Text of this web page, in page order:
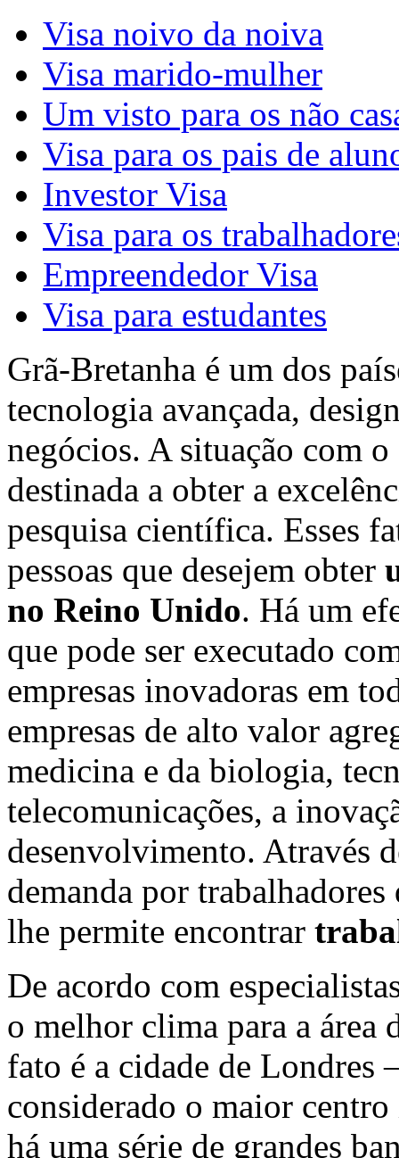
Visa noivo da noiva
Visa marido-mulher
Um visto para os não
Visa para os pais de
Investor Visa
Visa para os
Empreendedor Visa
Visa para estudantes
Grã-Bretanha é um dos
tecnologia avançada,
negócios. A situação com
destinada a obter a
pesquisa científica. Esses
pessoas que desejem obter
no Reino Unido. Há um
que pode ser executado
empresas inovadoras em
empresas de alto valor
medicina e da biologia,
telecomunicações, a
desenvolvimento. Através
demanda por
lhe permite encontrar
De acordo com
o melhor clima para a área
fato é a cidade de Londres
considerado o maior
há uma série de grandes